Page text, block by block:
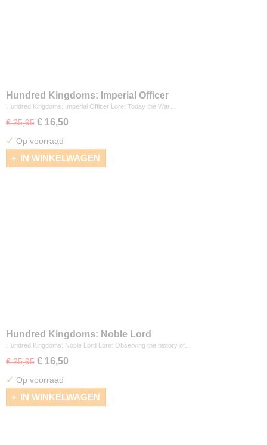
Hundred Kingdoms: Imperial Officer
Hundred Kingdoms: Imperial Officer Lore: Today the War…
€ 25,95 € 16,50
✓ Op voorraad
IN WINKELWAGEN
Hundred Kingdoms: Noble Lord
Hundred Kingdoms: Noble Lord Lore: Observing the history of…
€ 25,95 € 16,50
✓ Op voorraad
IN WINKELWAGEN